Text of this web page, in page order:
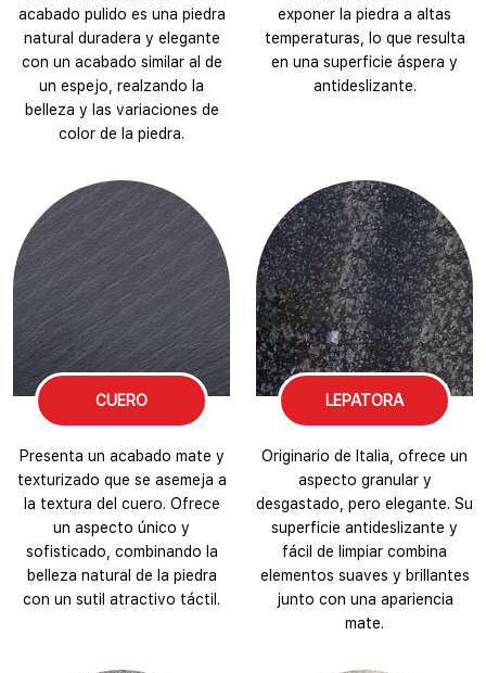
acabado pulido es una piedra
natural duradera y elegante
con un acabado similar al de
un espejo, realzando la
belleza y las variaciones de
color de la piedra.
exponer la piedra a altas
temperaturas, lo que resulta
en una superficie áspera y
antideslizante.
CUERO
Presenta un acabado mate y
texturizado que se asemeja a
la textura del cuero. Ofrece
un aspecto único y
sofisticado, combinando la
belleza natural de la piedra
con un sutil atractivo táctil.
LEPATORA
Originario de Italia, ofrece un
aspecto granular y
desgastado, pero elegante. Su
superficie antideslizante y
fácil de limpiar combina
elementos suaves y brillantes
junto con una apariencia
mate.